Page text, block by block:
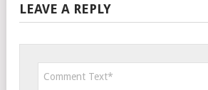
LEAVE A REPLY